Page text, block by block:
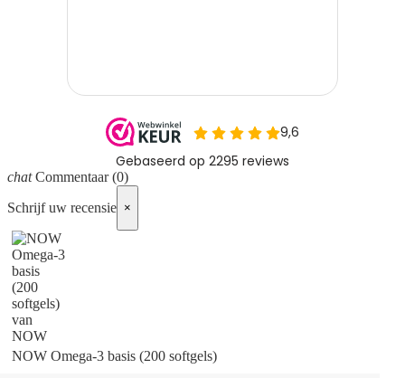
chat Commentaar (0)
Schrijf uw recensie ×
NOW Omega-3 basis (200 softgels)